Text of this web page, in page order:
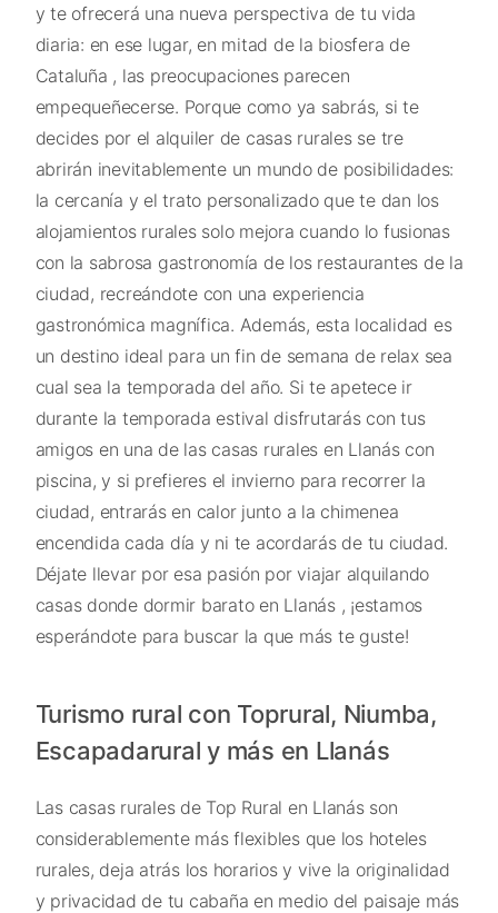
y te ofrecerá una nueva perspectiva de tu vida
diaria: en ese lugar, en mitad de la biosfera de
Cataluña , las preocupaciones parecen
empequeñecerse. Porque como ya sabrás, si te
decides por el alquiler de casas rurales se tre
abrirán inevitablemente un mundo de posibilidades:
la cercanía y el trato personalizado que te dan los
alojamientos rurales solo mejora cuando lo fusionas
con la sabrosa gastronomía de los restaurantes de la
ciudad, recreándote con una experiencia
gastronómica magnífica. Además, esta localidad es
un destino ideal para un fin de semana de relax sea
cual sea la temporada del año. Si te apetece ir
durante la temporada estival disfrutarás con tus
amigos en una de las casas rurales en Llanás con
piscina, y si prefieres el invierno para recorrer la
ciudad, entrarás en calor junto a la chimenea
encendida cada día y ni te acordarás de tu ciudad.
Déjate llevar por esa pasión por viajar alquilando
casas donde dormir barato en Llanás , ¡estamos
esperándote para buscar la que más te guste!
Turismo rural con Toprural, Niumba,
Escapadarural y más en Llanás
Las casas rurales de Top Rural en Llanás son
considerablemente más flexibles que los hoteles
rurales, deja atrás los horarios y vive la originalidad
y privacidad de tu cabaña en medio del paisaje más